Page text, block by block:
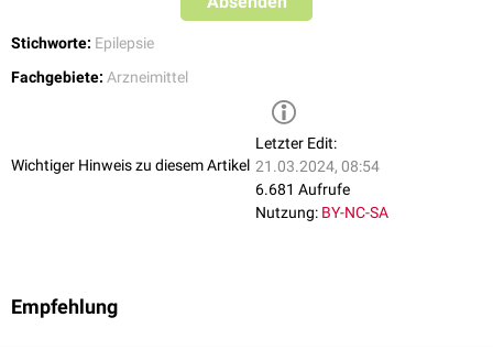
Stichworte: Epilepsie
Fachgebiete: Arzneimittel
Wichtiger Hinweis zu diesem Artikel
Letzter Edit:
21.03.2024, 08:54
6.681 Aufrufe
Nutzung: BY-NC-SA
Empfehlung